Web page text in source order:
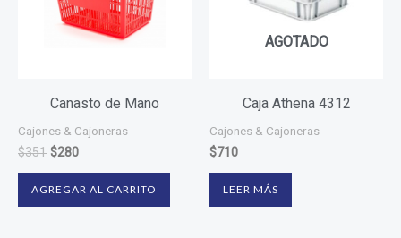
Canasto de Mano
Cajones & Cajoneras
$351 $280
AGREGAR AL CARRITO
AGOTADO
Caja Athena 4312
Cajones & Cajoneras
$710
LEER MÁS